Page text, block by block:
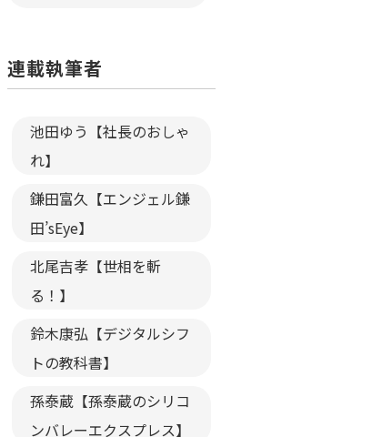
連載執筆者
池田ゆう【社長のおしゃ
れ】
鎌田富久【エンジェル鎌
田’sEye】
北尾吉孝【世相を斬
る！】
鈴木康弘【デジタルシフ
トの教科書】
孫泰蔵【孫泰蔵のシリコ
ンバレーエクスプレス】